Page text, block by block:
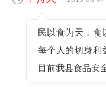
民以食为天，食
每个人的切身利
目前我县食品安